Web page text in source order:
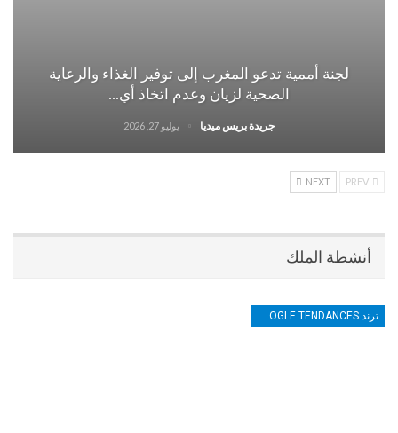
لجنة أممية تدعو المغرب إلى توفير الغذاء والرعاية
الصحية لزيان وعدم اتخاذ أي…
جريدة بريس ميديا يوليو 27, 2026
NEXT
أنشطة الملك